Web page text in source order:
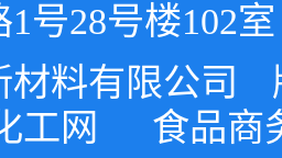
号28号楼102室
料有限公司
工网 食品商